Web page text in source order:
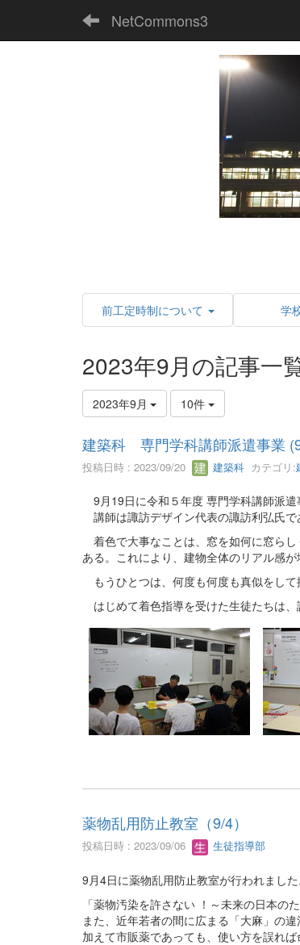
NetCommons3
前工定時制について 学
2023年9月の記事一
2023年9月 10件
建築科 専門学科講師派遣事業
投稿日時 : 2023/09/20 建築科 カテゴリ:
9月19日に令和５年度 専門学科講師派遣
講師は諏訪デザイン代表の諏訪利弘氏で
着色で大事なことは、窓を如何に窓ら
ある。これにより、建物全体のリアル感が
もうひとつは、何度も何度も真似をし
はじめて着色指導を受けた生徒たちは
薬物乱用防止教室（9/4）
投稿日時 : 2023/09/06 生徒指導部
9月4日に薬物乱用防止教室が行われました
「薬物汚染を許さない ！～未来の日本の
また、近年若者の間に広まる「大麻」の
加えて市販薬であっても、使い方を誤れ